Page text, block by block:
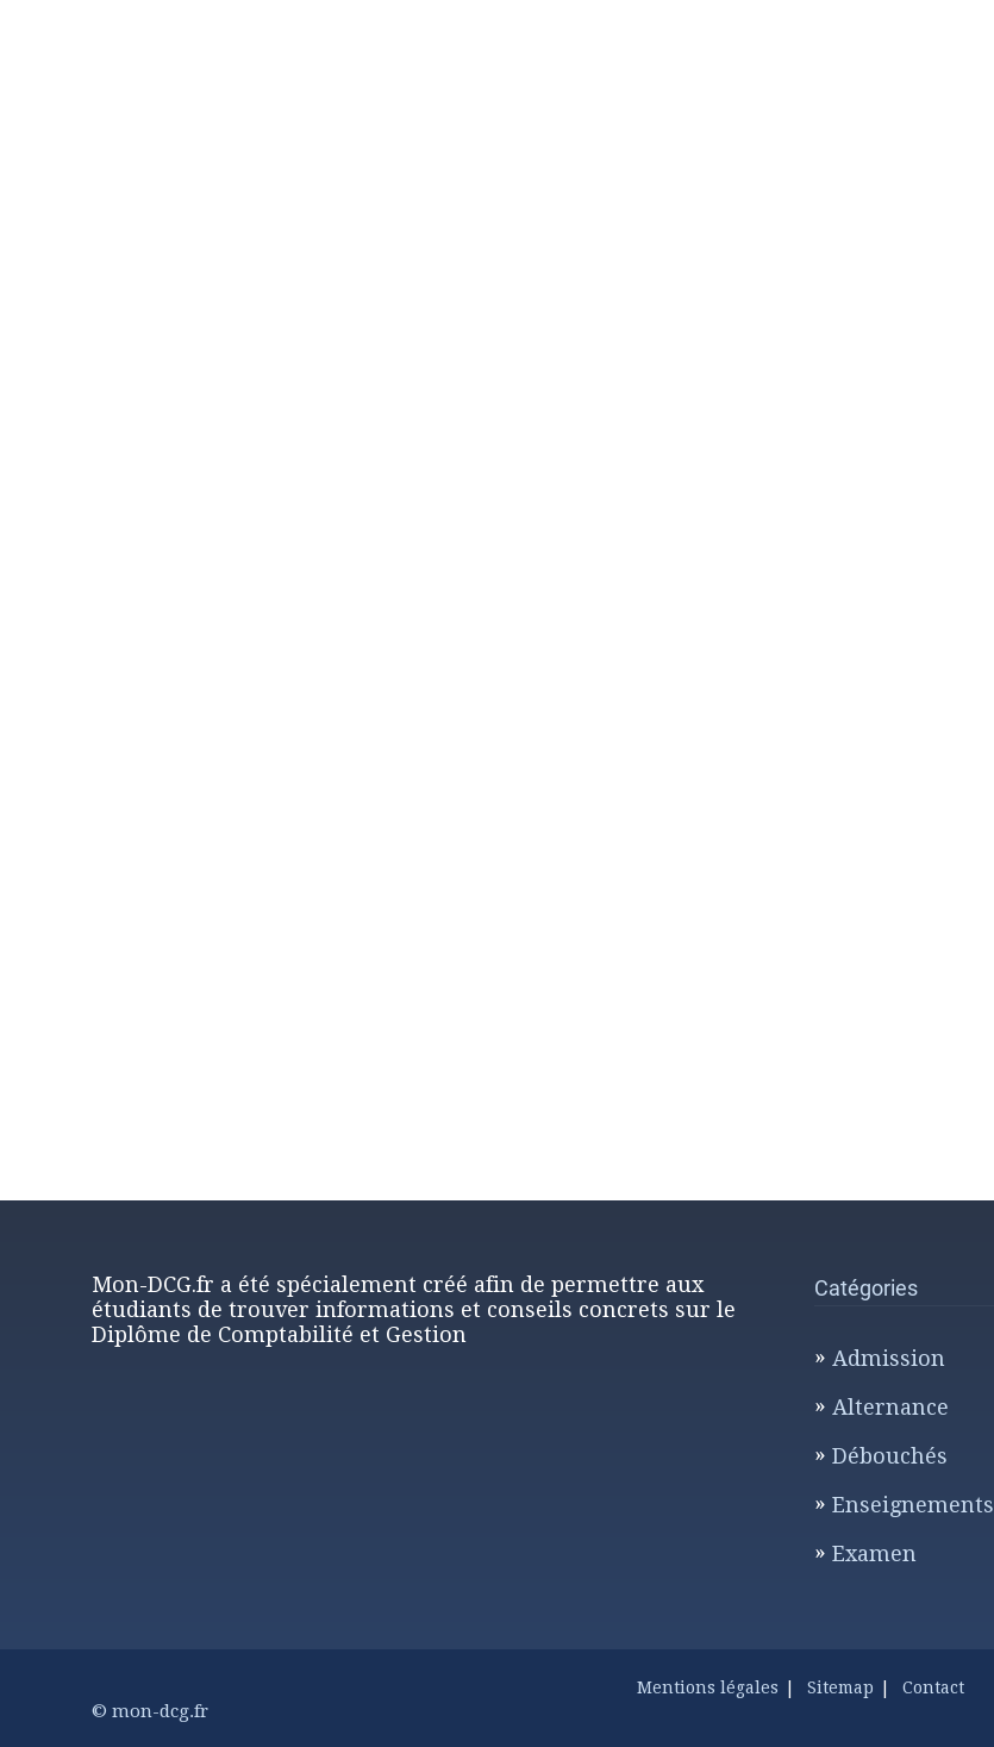
Mon-DCG.fr a été spécialement créé afin de permettre aux
étudiants de trouver informations et conseils concrets sur le
Diplôme de Comptabilité et Gestion
Catégories
Admission
Alternance
Débouchés
Enseignements
Examen
Mentions légales Sitemap Contact
© mon-dcg.fr